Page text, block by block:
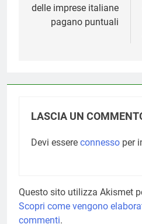
delle imprese italiane
pagano puntuali
LASCIA UN
Devi essere connesso per
Questo sito utilizza Akismet
Scopri come vengono
commenti.